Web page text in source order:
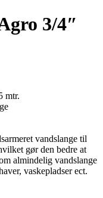
3/4″
mtr.
vandslange til
gør den bedre at
almindelig vandslange
vaskepladser ect.